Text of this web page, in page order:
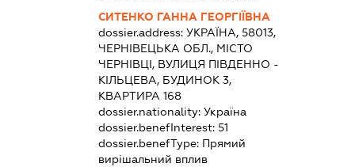
СИТЕНКО ГАННА ГЕОРГІЇВНА
dossier.address: УКРАЇНА, 58013,
ЧЕРНІВЕЦЬКА ОБЛ., МІСТО
ЧЕРНІВЦІ, ВУЛИЦЯ ПІВДЕННО -
КІЛЬЦЕВА, БУДИНОК 3,
КВАРТИРА 168
dossier.nationality: Україна
dossier.benefInterest: 51
dossier.benefType: Прямий
вирішальний вплив